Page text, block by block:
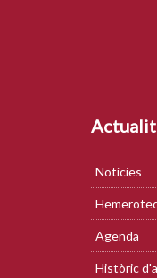
Notícies
Agenda
Històric